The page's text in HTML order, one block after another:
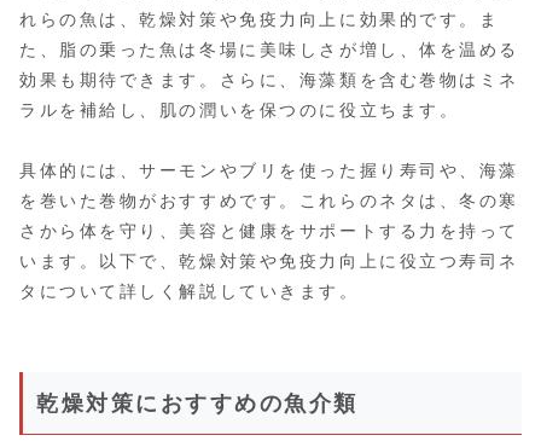
れらの魚は、乾燥対策や免疫力向上に効果的です。ま
た、脂の乗った魚は冬場に美味しさが増し、体を温める
効果も期待できます。さらに、海藻類を含む巻物はミネ
ラルを補給し、肌の潤いを保つのに役立ちます。
具体的には、サーモンやブリを使った握り寿司や、海藻
を巻いた巻物がおすすめです。これらのネタは、冬の寒
さから体を守り、美容と健康をサポートする力を持って
います。以下で、乾燥対策や免疫力向上に役立つ寿司ネ
タについて詳しく解説していきます。
乾燥対策におすすめの魚介類